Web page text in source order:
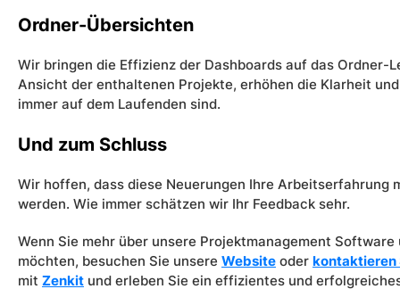
Ordner-Übersichten
Wir bringen die Effizienz der Dashboards auf das Ordner-
Ansicht der enthaltenen Projekte, erhöhen die Klarheit
immer auf dem Laufenden sind.
Und zum Schluss
Wir hoffen, dass diese Neuerungen Ihre
werden. Wie immer schätzen wir Ihr Feedback sehr.
Wenn Sie mehr über unsere Projektmanagement
möchten, besuchen Sie unsere Website oder kontaktieren
mit Zenkit und erleben Sie ein effizientes und